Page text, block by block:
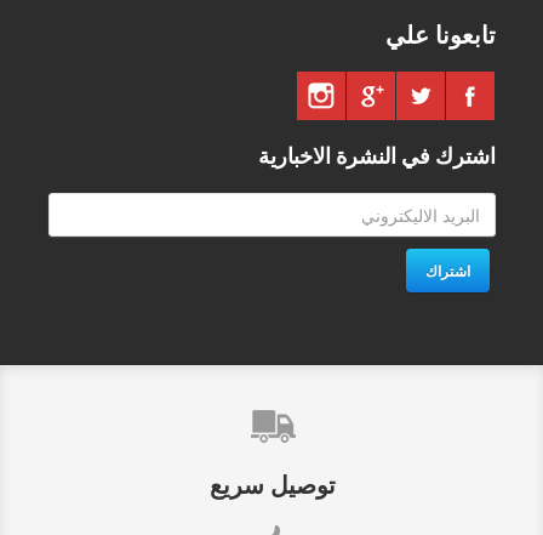
تابعونا علي
اشترك في النشرة الاخبارية
اشتراك
توصيل سريع